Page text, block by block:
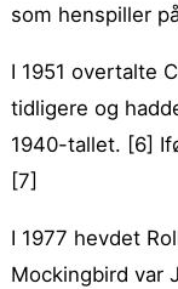
som henspiller
I 1951 overtalte
tidligere og
1940-tallet. [6]
[7]
I 1977 hevdet
Mockingbird var